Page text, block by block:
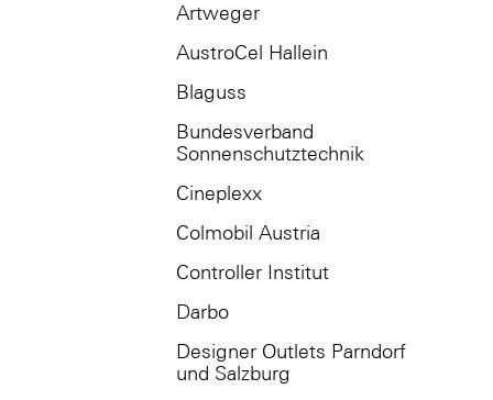
Artweger
AustroCel Hallein
Blaguss
Bundesverband
Sonnenschutztechnik
Cineplexx
Colmobil Austria
Controller Institut
Darbo
Designer Outlets Parndorf
und Salzburg